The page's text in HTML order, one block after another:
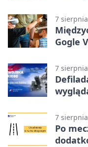
7
Gogle
7
7
Po